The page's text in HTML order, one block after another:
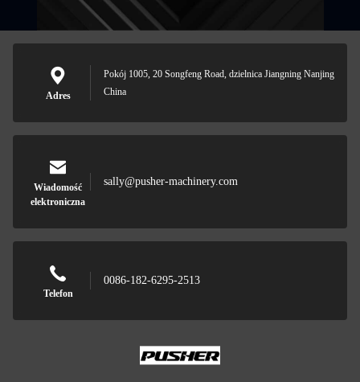
Adres
Pokój 1005, 20 Songfeng Road, dzielnica Jiangning Nanjing
China
Wiadomość
elektroniczna
sally@pusher-machinery.com
Telefon
0086-182-6295-2513